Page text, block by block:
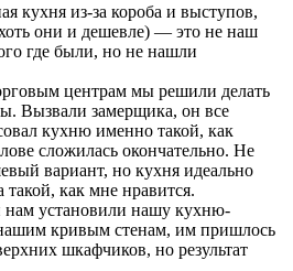
кухня из-за короба и выступов,
они и дешевле) — это не наш
где были, но не нашли
центрам мы решили делать
Вызвали замерщика, он все
кухню именно такой, как
сложилась окончательно. Не
вариант, но кухня идеально
такой, как мне нравится.
нам установили нашу кухню-
кривым стенам, им пришлось
шкафчиков, но результат